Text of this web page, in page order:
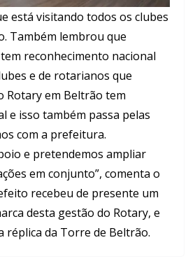
está visitando todos os clubes
Também lembrou que
reconhecimento nacional
e de rotarianos que
Rotary em Beltrão tem
e isso também passa pelas
com a prefeitura.
e pretendemos ampliar
em conjunto”, comenta o
recebeu de presente um
desta gestão do Rotary, e
réplica da Torre de Beltrão.